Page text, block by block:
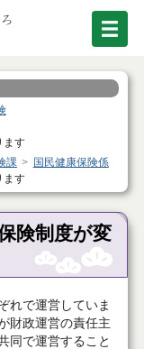
ます
課
国民健康保険係
ます
険制度が変
れで運営していま
財政運営の責任主
同で運営すること